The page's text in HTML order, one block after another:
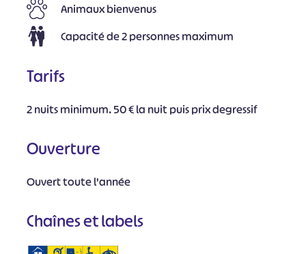
Animaux bienvenus
Capacité de 2 personnes maximum
Tarifs
2 nuits minimum. 50 € la nuit puis prix degressif
Ouverture
Ouvert toute l'année
Chaînes et labels